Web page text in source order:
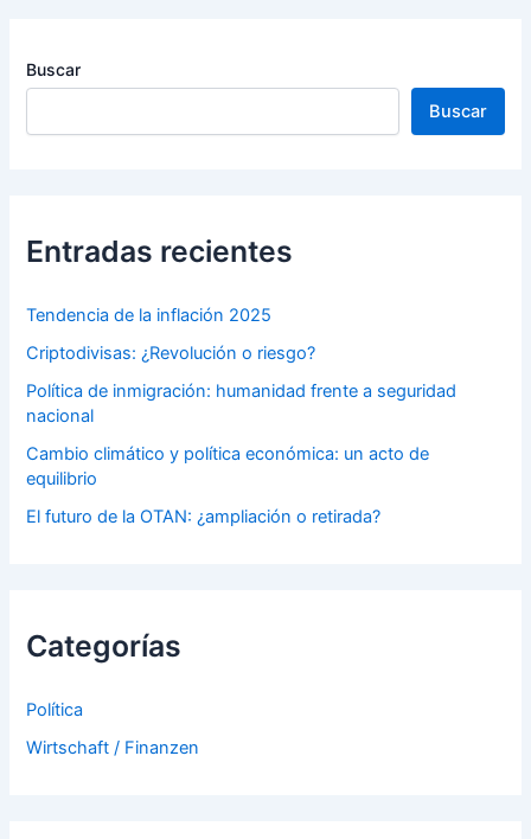
Buscar
Buscar
Entradas recientes
Tendencia de la inflación 2025
Criptodivisas: ¿Revolución o riesgo?
Política de inmigración: humanidad frente a seguridad
nacional
Cambio climático y política económica: un acto de
equilibrio
El futuro de la OTAN: ¿ampliación o retirada?
Categorías
Política
Wirtschaft / Finanzen